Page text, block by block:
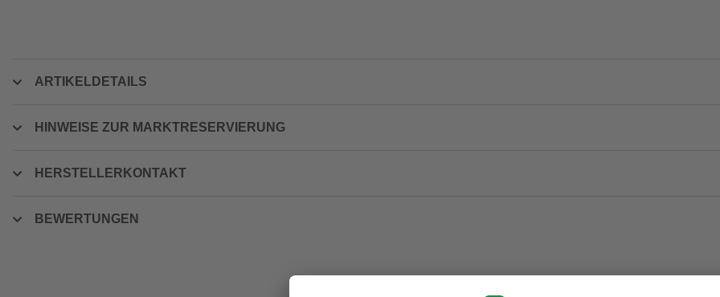
ARTIKELDETAILS
HINWEISE ZUR MARKTRESERVIERUNG
HERSTELLERKONTAKT
BEWERTUNGEN